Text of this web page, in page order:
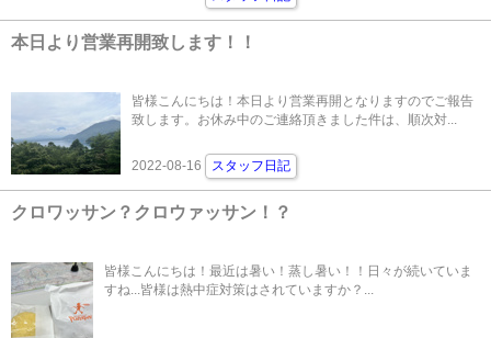
本日より営業再開致します！！
皆様こんにちは！本日より営業再開となりますのでご報告
致します。お休み中のご連絡頂きました件は、順次対...
2022-08-16 スタッフ日記
クロワッサン？クロウァッサン！？
皆様こんにちは！最近は暑い！蒸し暑い！！日々が続いていま
すね...皆様は熱中症対策はされていますか？...